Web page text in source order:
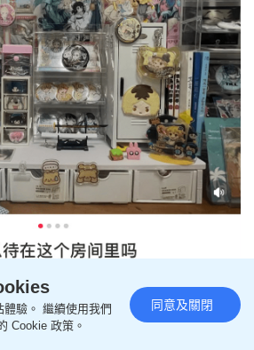
驗。 繼續使用我們
Cookie 政策。
同意及關閉